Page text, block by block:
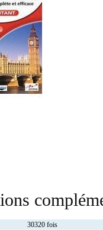
30320 fois